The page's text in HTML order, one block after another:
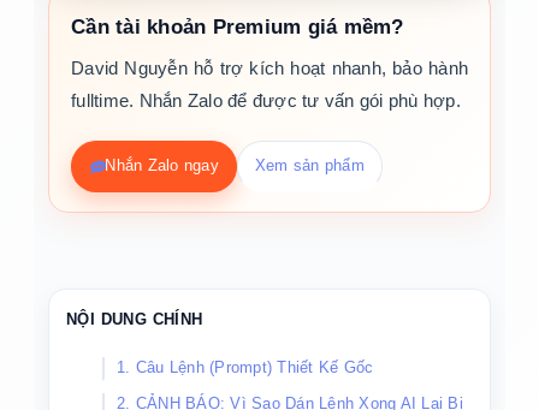
Cần tài khoản Premium giá mềm?
David Nguyễn hỗ trợ kích hoạt nhanh, bảo hành
fulltime. Nhắn Zalo để được tư vấn gói phù hợp.
Nhắn Zalo ngay Xem sản phẩm
NỘI DUNG CHÍNH
1. Câu Lệnh (Prompt) Thiết Kế Gốc
2. CẢNH BÁO: Vì Sao Dán Lệnh Xong AI Lại Bị